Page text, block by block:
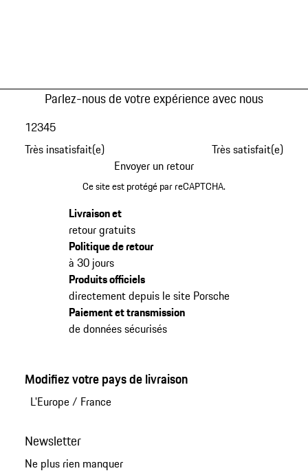
Parlez-nous de votre expérience avec nous
Très insatisfait(e)
12345
Très satisfait(e)
Envoyer un retour
Ce site est protégé par reCAPTCHA.
Livraison et
retour gratuits
Politique de retour
à 30 jours
Produits officiels
directement depuis le site Porsche
Paiement et transmission
de données sécurisés
Modifiez votre pays de livraison
L'Europe/ France
Newsletter
Ne plus rien manquer